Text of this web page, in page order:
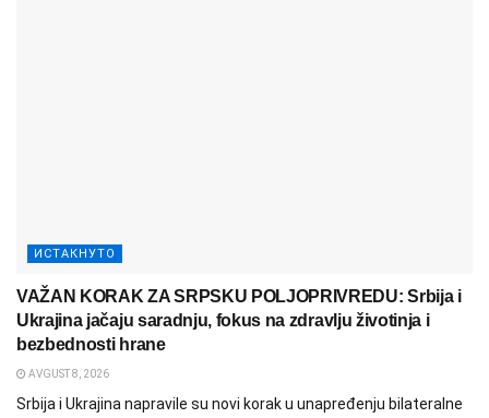
ИСТАКНУТО
VAŽAN KORAK ZA SRPSKU POLJOPRIVREDU: Srbija i
Ukrajina jačaju saradnju, fokus na zdravlju životinja i
bezbednosti hrane
AVGUST 8, 2026
Srbija i Ukrajina napravile su novi korak u unapređenju bilateralne